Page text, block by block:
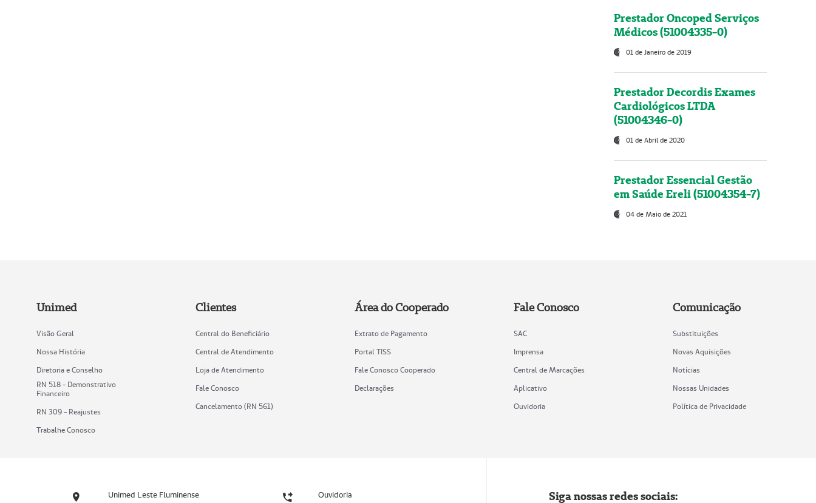
Prestador Oncoped Serviços
Médicos (51004335-0)
01 de Janeiro de 2019
Prestador Decordis Exames
Cardiológicos LTDA
(51004346-0)
01 de Abril de 2020
Prestador Essencial Gestão
em Saúde Ereli (51004354-7)
04 de Maio de 2021
Unimed
Visão Geral
Nossa História
Diretoria e Conselho
RN 518 - Demonstrativo
Financeiro
RN 309 - Reajustes
Trabalhe Conosco
Clientes
Central do Beneficiário
Central de Atendimento
Loja de Atendimento
Fale Conosco
Cancelamento (RN 561)
Área do Cooperado
Extrato de Pagamento
Portal TISS
Fale Conosco Cooperado
Declarações
Fale Conosco
SAC
Imprensa
Central de Marcações
Aplicativo
Ouvidoria
Comunicação
Substituições
Novas Aquisições
Notícias
Nossas Unidades
Política de Privacidade
Unimed Leste Fluminense Ouvidoria Siga nossas redes sociais: